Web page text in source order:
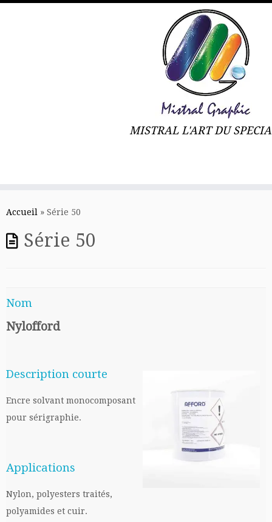
MISTRAL L'ART DU
Accueil » Série 50
Série 50
Nom
Nylofford
Description courte
Encre solvant monocomposant
pour sérigraphie.
Applications
Nylon, polyesters traités,
polyamides et cuir.